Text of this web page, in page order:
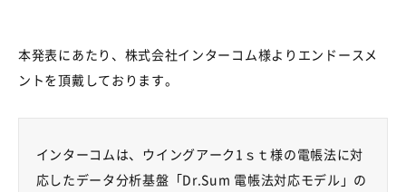
本発表にあたり、株式会社インターコム様よりエンドースメ
ントを頂戴しております。
インターコムは、ウイングアーク1ｓｔ様の電帳法に対
応したデータ分析基盤「Dr.Sum 電帳法対応モデル」の